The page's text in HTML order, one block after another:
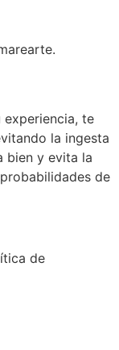
te
la ingesta
bien y evita la
de
de